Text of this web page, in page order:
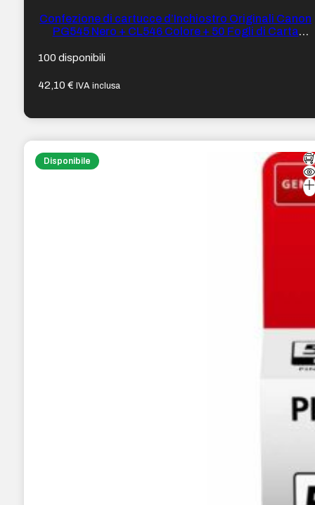
Confezione di cartucce d’Inchiostro Originali Canon
PG545 Nero + CL546 Colore + 50 Fogli di Carta
100 disponibili
42,10€ IVA inclusa
Disponibile